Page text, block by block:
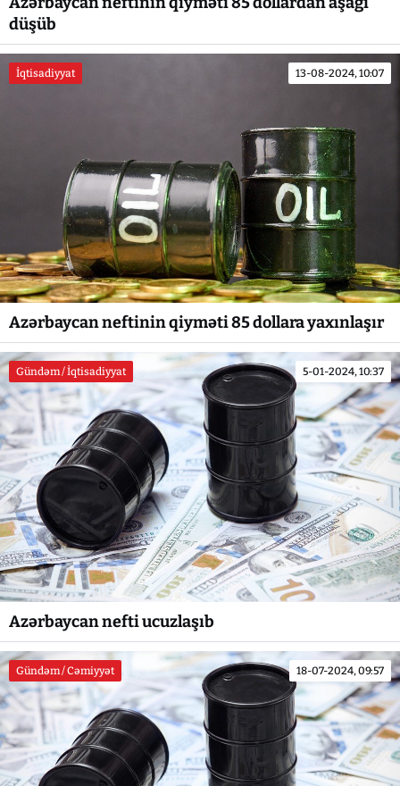
düşüb
İqtisadiyyat 13-08-2024, 10:07
Azərbaycan neftinin qiyməti 85 dollara yaxınlaşır
Gündəm / İqtisadiyyat 5-01-2024, 10:37
Azərbaycan nefti ucuzlaşıb
Gündəm / Cəmiyyət 18-07-2024, 09:57